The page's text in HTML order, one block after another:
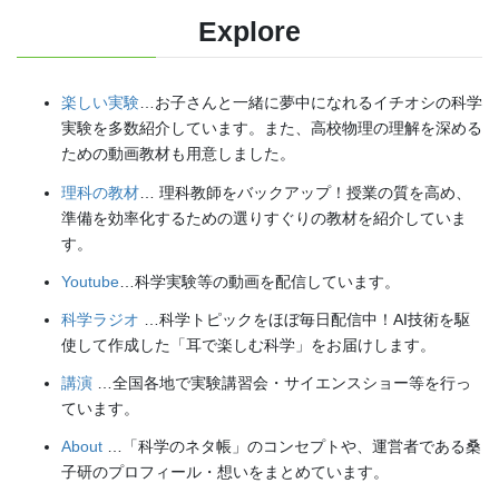
Explore
楽しい実験…お子さんと一緒に夢中になれるイチオシの科学
実験を多数紹介しています。また、高校物理の理解を深める
ための動画教材も用意しました。
理科の教材 … 理科教師をバックアップ！授業の質を高め、
準備を効率化するための選りすぐりの教材を紹介していま
す。
Youtube …科学実験等の動画を配信しています。
科学ラジオ …科学トピックをほぼ毎日配信中！AI技術を駆
使して作成した「耳で楽しむ科学」をお届けします。
講演 …全国各地で実験講習会・サイエンスショー等を行っ
ています。
About …「科学のネタ帳」のコンセプトや、運営者である桑
子研のプロフィール・想いをまとめています。